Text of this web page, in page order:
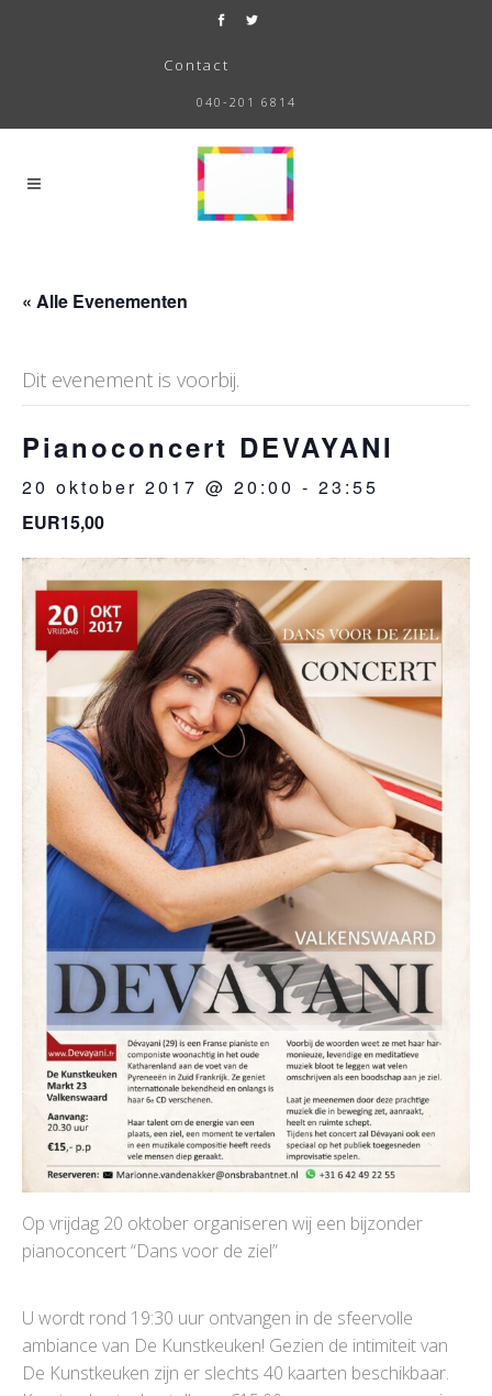
Contact
040-201 6814
« Alle Evenementen
Dit evenement is voorbij.
Pianoconcert DEVAYANI
20 oktober 2017 @ 20:00 - 23:55
EUR15,00
Op vrijdag 20 oktober organiseren wij een bijzonder
pianoconcert “Dans voor de ziel”
U wordt rond 19:30 uur ontvangen in de sfeervolle
ambiance van De Kunstkeuken! Gezien de intimiteit van
De Kunstkeuken zijn er slechts 40 kaarten beschikbaar.